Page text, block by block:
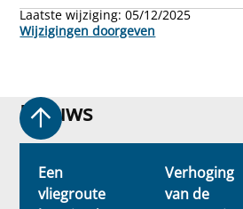
Laatste wijziging:05/12/2025
Wijzigingen doorgeven
Nieuws
Nieuws
Een
vliegroute
Verhoging
van de